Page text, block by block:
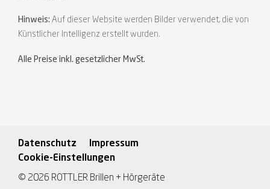
Hinweis: Auf dieser Website werden Bilder verwendet, die von
Künstlicher Intelligenz erstellt wurden.
Alle Preise inkl. gesetzlicher MwSt.
Datenschutz
Impressum
Cookie-Einstellungen
© 2026 ROTTLER Brillen + Hörgeräte